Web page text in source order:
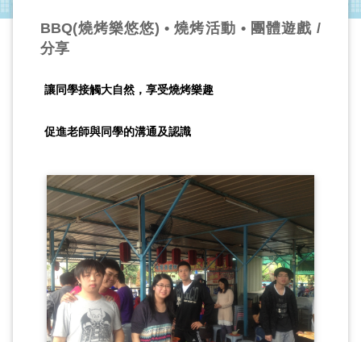
BBQ(燒烤樂悠悠) • 燒烤活動 • 團體遊戲 /
分享
讓同學接觸大自然，享受燒烤樂趣
促進老師與同學的溝通及認識